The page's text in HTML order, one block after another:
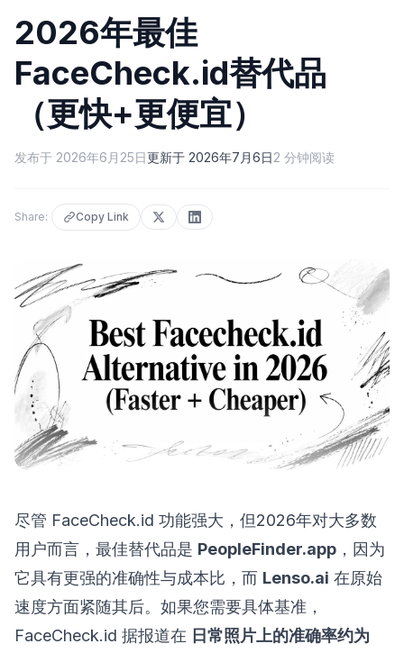
2026年最佳
FaceCheck.id替代品
（更快+更便宜）
发布于 2026年6月25日更新于 2026年7月6日2 分钟阅读
Share: Copy Link
尽管 FaceCheck.id 功能强大，但2026年对大多数
用户而言，最佳替代品是 PeopleFinder.app ，因为
它具有更强的准确性与成本比，而 Lenso.ai 在原始
速度方面紧随其后。如果您需要具体基准，
FaceCheck.id 据报道在 日常照片上的准确率约为